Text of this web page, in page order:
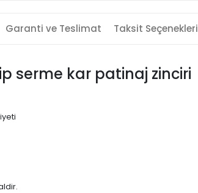
Garanti ve Teslimat Taksit Seçenekleri
serme kar patinaj zinciri